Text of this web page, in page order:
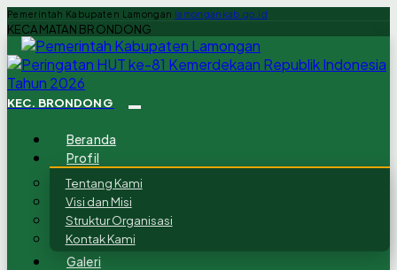
Pemerintah Kabupaten Lamongan lamongankab.go.id
KECAMATAN BRONDONG
KEC. BRONDONG
Beranda
Profil
Tentang Kami
Visi dan Misi
Struktur Organisasi
Kontak Kami
Galeri